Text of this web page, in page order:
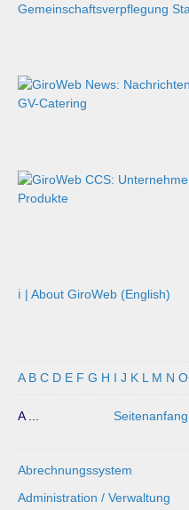
ℹ️ | About GiroWeb (English)
A B C D E F G H I J K L M N O
A ... Seitenanfang
Abrechnungssystem
Administration / Verwaltung